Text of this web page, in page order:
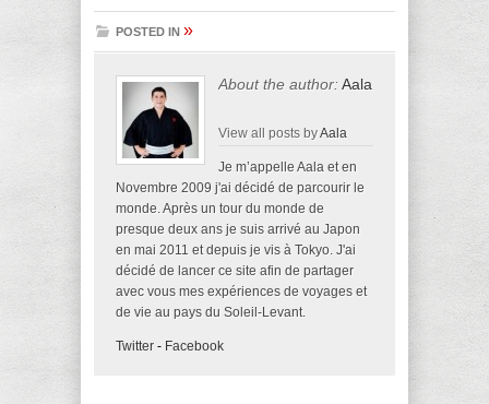
POSTED IN »
About the author:Aala
View all posts byAala
Je m’appelle Aala et en
Novembre 2009 j'ai décidé de parcourir le
monde. Après un tour du monde de
presque deux ans je suis arrivé au Japon
en mai 2011 et depuis je vis à Tokyo. J'ai
décidé de lancer ce site afin de partager
avec vous mes expériences de voyages et
de vie au pays du Soleil-Levant.
Twitter - Facebook